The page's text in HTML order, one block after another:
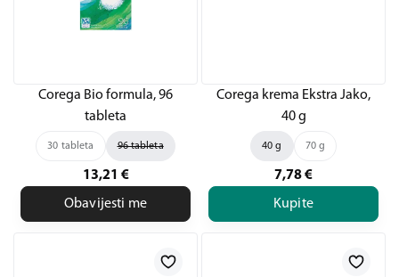
Corega Bio formula, 96
tableta
30 tableta 96 tableta
13,21 €
Obavijesti me
Corega krema Ekstra Jako,
40 g
40 g 70 g
7,78€
Kupite